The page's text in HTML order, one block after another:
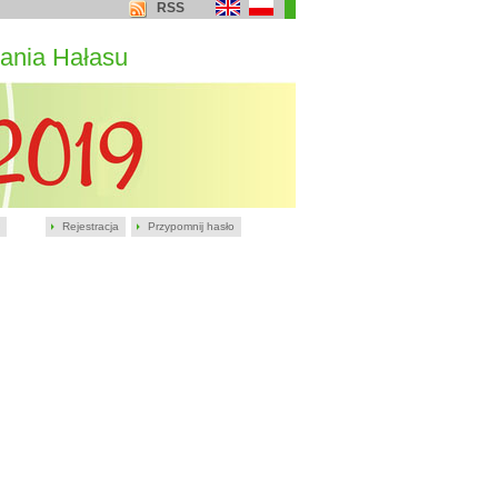
Rejestracja Przypomnij hasło
RSS
Hałasu